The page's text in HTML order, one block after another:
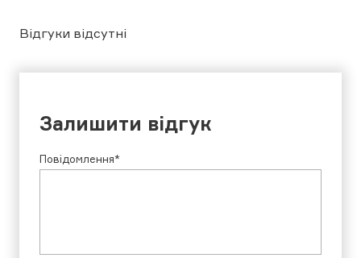
Відгуки відсутні
Залишити відгук
Повідомлення*